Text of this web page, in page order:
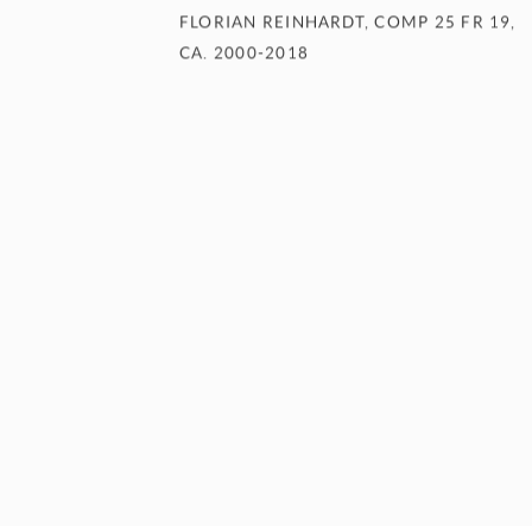
FLORIAN REINHARDT,COMP 25 FR 19
CA. 2000-2018